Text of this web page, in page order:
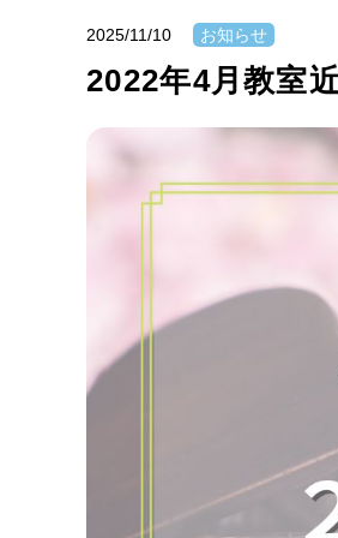
2025/11/10 お知らせ
2022年4月教室